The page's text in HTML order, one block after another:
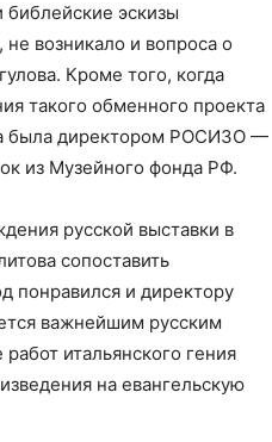
эскизы
возникало и вопроса о
Кроме того, когда
такого обменного проекта
была директором РОСИЗО —
из Музейного фонда РФ.
русской выставки в
сопоставить
понравился и директору
важнейшим русским
итальянского гения
на евангельскую